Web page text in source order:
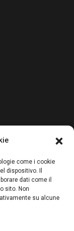
come i cookie
dispositivo. Il
dati come il
sito. Non
su alcune